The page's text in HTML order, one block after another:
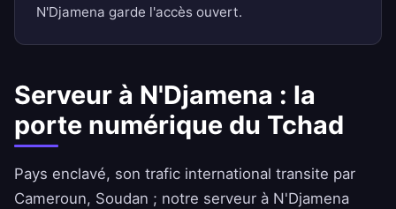
N'Djamena garde l'accès ouvert.
Serveur à N'Djamena : la
porte numérique du Tchad
Pays enclavé, son trafic international transite par
Cameroun, Soudan ; notre serveur à N'Djamena